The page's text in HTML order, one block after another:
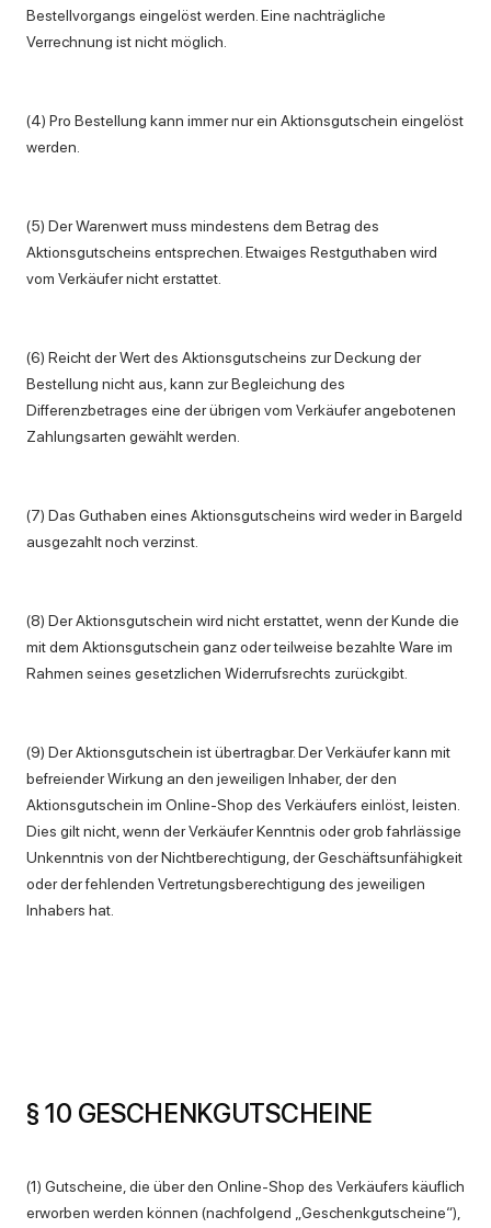
Bestellvorgangs eingelöst werden. Eine nachträgliche
Verrechnung ist nicht möglich.
(4) Pro Bestellung kann immer nur ein Aktionsgutschein eingelöst
werden.
(5) Der Warenwert muss mindestens dem Betrag des
Aktionsgutscheins entsprechen. Etwaiges Restguthaben wird
vom Verkäufer nicht erstattet.
(6) Reicht der Wert des Aktionsgutscheins zur Deckung der
Bestellung nicht aus, kann zur Begleichung des
Differenzbetrages eine der übrigen vom Verkäufer angebotenen
Zahlungsarten gewählt werden.
(7) Das Guthaben eines Aktionsgutscheins wird weder in Bargeld
ausgezahlt noch verzinst.
(8) Der Aktionsgutschein wird nicht erstattet, wenn der Kunde die
mit dem Aktionsgutschein ganz oder teilweise bezahlte Ware im
Rahmen seines gesetzlichen Widerrufsrechts zurückgibt.
(9) Der Aktionsgutschein ist übertragbar. Der Verkäufer kann mit
befreiender Wirkung an den jeweiligen Inhaber, der den
Aktionsgutschein im Online-Shop des Verkäufers einlöst, leisten.
Dies gilt nicht, wenn der Verkäufer Kenntnis oder grob fahrlässige
Unkenntnis von der Nichtberechtigung, der Geschäftsunfähigkeit
oder der fehlenden Vertretungsberechtigung des jeweiligen
Inhabers hat.
§ 10 GESCHENKGUTSCHEINE
(1) Gutscheine, die über den Online-Shop des Verkäufers käuflich
erworben werden können (nachfolgend „Geschenkgutscheine“),